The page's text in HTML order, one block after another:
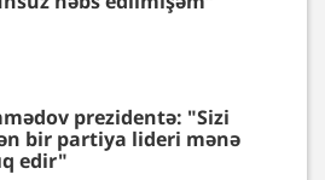
prezidentə: "Sizi
bir partiya lideri mənə
edir"